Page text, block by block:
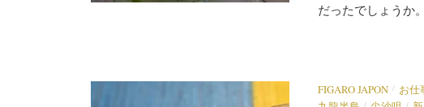
だったでしょうか
FIGARO JAPON / お仕